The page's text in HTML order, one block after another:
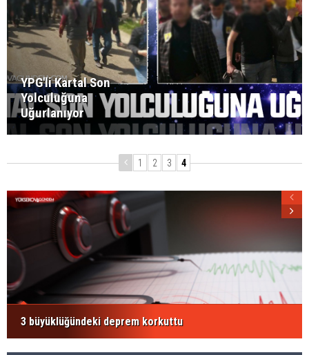
YPG'li Kartal Son
Yolculuğuna
Uğurlanıyor
1 2 3 4
3 büyüklüğündeki deprem korkuttu